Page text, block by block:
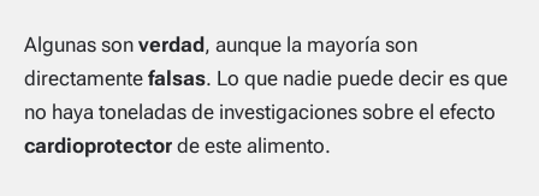
Algunas son verdad, aunque la mayoría son
directamente falsas. Lo que nadie puede decir es que
no haya toneladas de investigaciones sobre el efecto
cardioprotector de este alimento.